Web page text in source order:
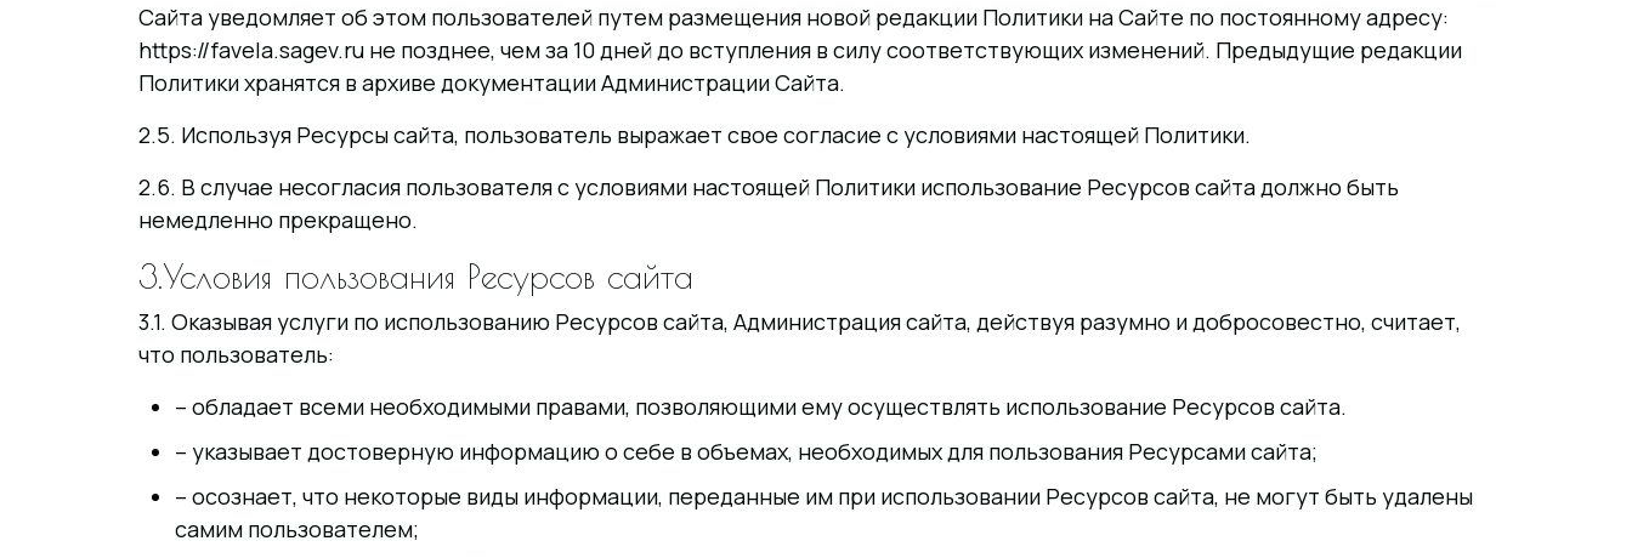
Сайта уведомляет об этом пользователей путем размещения новой редакции Политики на Сайте по постоянному адресу:
https://favela.sagev.ru не позднее, чем за 10 дней до вступления в силу соответствующих изменений. Предыдущие редакции
Политики хранятся в архиве документации Администрации Сайта.
2.5. Используя Ресурсы сайта, пользователь выражает свое согласие с условиями настоящей Политики.
2.6. В случае несогласия пользователя с условиями настоящей Политики использование Ресурсов сайта должно быть
немедленно прекращено.
3.Условия пользования Ресурсов сайта
3.1. Оказывая услуги по использованию Ресурсов сайта, Администрация сайта, действуя разумно и добросовестно, считает,
что пользователь:
– обладает всеми необходимыми правами, позволяющими ему осуществлять использование Ресурсов сайта.
– указывает достоверную информацию о себе в объемах, необходимых для пользования Ресурсами сайта;
– осознает, что некоторые виды информации, переданные им при использовании Ресурсов сайта, не могут быть удалены
самим пользователем;